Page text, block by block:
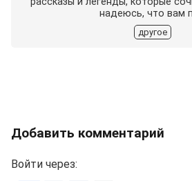
надеюсь, что вам
другое
Добавить комментарий
Войти через: